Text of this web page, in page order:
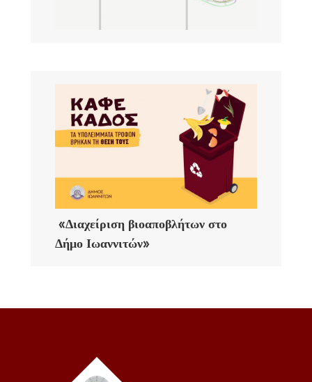
«Διαχείριση βιοαποβλήτων στο
Δήμο Ιωαννιτών»